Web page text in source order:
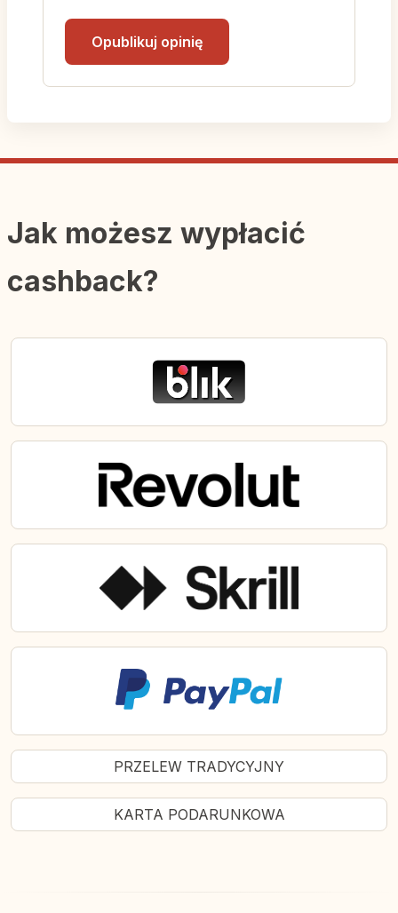
Opublikuj opinię
Jak możesz wypłacić
cashback?
PRZELEW TRADYCYJNY
KARTA PODARUNKOWA